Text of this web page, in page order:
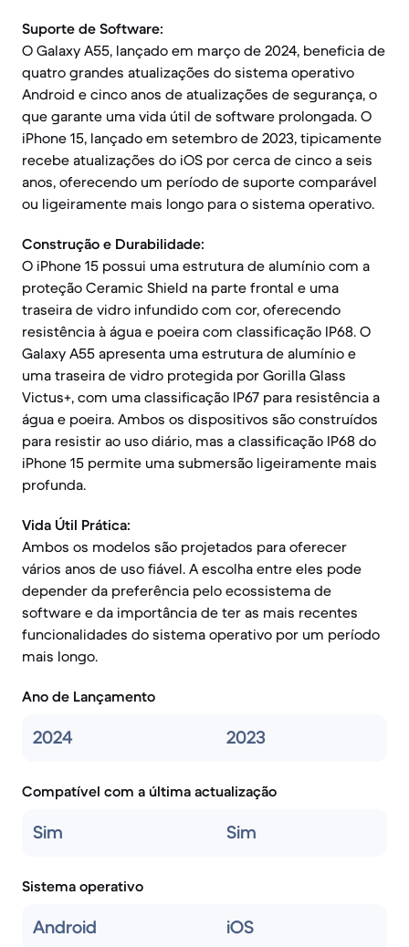
Suporte de Software:
O Galaxy A55, lançado em março de 2024, beneficia de
quatro grandes atualizações do sistema operativo
Android e cinco anos de atualizações de segurança, o
que garante uma vida útil de software prolongada. O
iPhone 15, lançado em setembro de 2023, tipicamente
recebe atualizações do iOS por cerca de cinco a seis
anos, oferecendo um período de suporte comparável
ou ligeiramente mais longo para o sistema operativo.
Construção e Durabilidade:
O iPhone 15 possui uma estrutura de alumínio com a
proteção Ceramic Shield na parte frontal e uma
traseira de vidro infundido com cor, oferecendo
resistência à água e poeira com classificação IP68. O
Galaxy A55 apresenta uma estrutura de alumínio e
uma traseira de vidro protegida por Gorilla Glass
Victus+, com uma classificação IP67 para resistência a
água e poeira. Ambos os dispositivos são construídos
para resistir ao uso diário, mas a classificação IP68 do
iPhone 15 permite uma submersão ligeiramente mais
profunda.
Vida Útil Prática:
Ambos os modelos são projetados para oferecer
vários anos de uso fiável. A escolha entre eles pode
depender da preferência pelo ecossistema de
software e da importância de ter as mais recentes
funcionalidades do sistema operativo por um período
mais longo.
Ano de Lançamento
2024 2023
Compatível com a última actualização
Sim Sim
Sistema operativo
Android iOS